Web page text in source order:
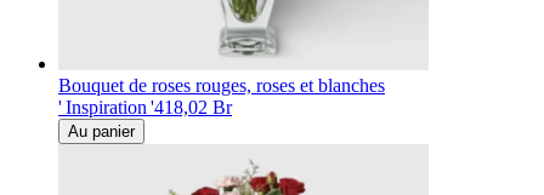
Bouquet de roses rouges, roses et blanches
' Inspiration '418,02 Br
Au panier